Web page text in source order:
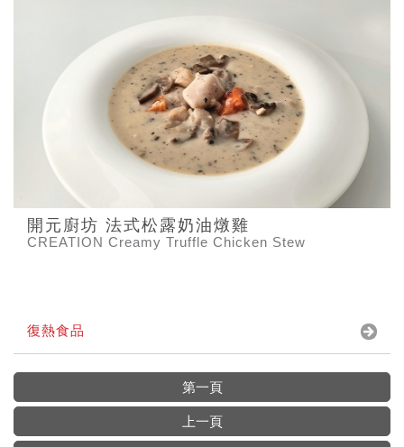
開元廚坊 法式松露奶油燉雞
CREATION Creamy Truffle Chicken Stew
復熱食品
第一頁
上一頁